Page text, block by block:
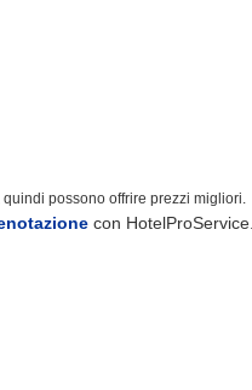
possono offrire prezzi migliori.
con HotelProService.